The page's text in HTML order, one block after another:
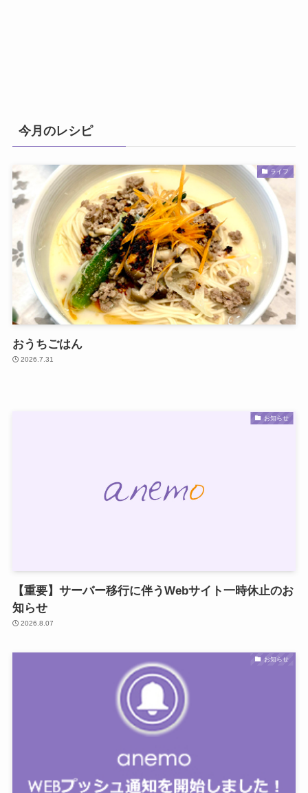
今月のレシピ
ライフ
おうちごはん
2026.7.31
お知らせ
【重要】サーバー移行に伴うWebサイト一時休止のお
知らせ
2026.8.07
お知らせ